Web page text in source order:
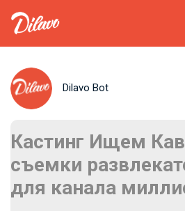
Dilavo Bot
Кастинг Ищем
съемки
для канала